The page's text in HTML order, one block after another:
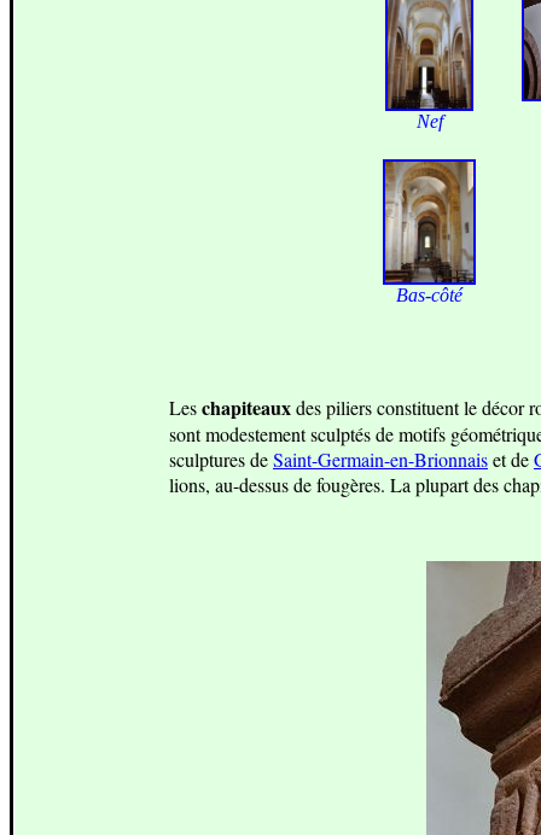
Nef
Bas-côté
Leschapiteauxdes piliers constituent le décor
sont modestement sculptés de motifs
sculptures deSaint-Germain-en-Brionnaiset de
lions, au-dessus de fougères. La plupart des